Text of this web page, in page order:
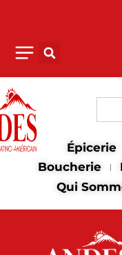
Épicerie
Boucherie
Qui